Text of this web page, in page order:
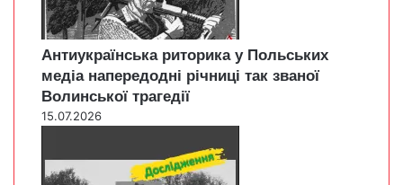
Антиукраїнська риторика у Польських
медіа напередодні річниці так званої
Волинської трагедії
15.07.2026